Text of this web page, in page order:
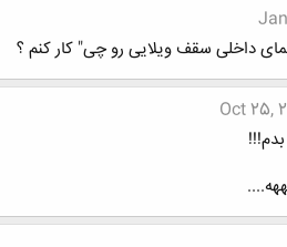
داخلی سقف ویلایی رو چی" کار کنم ؟
Oct 25,